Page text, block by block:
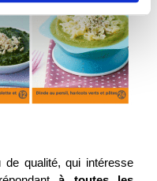
qualité, qui intéresse